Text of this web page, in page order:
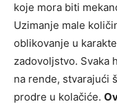
koje mora biti
Uzimanje male
oblikovanje u
zadovoljstvo. Svaka
na rende, stvarajući
prodre u kolačiće.